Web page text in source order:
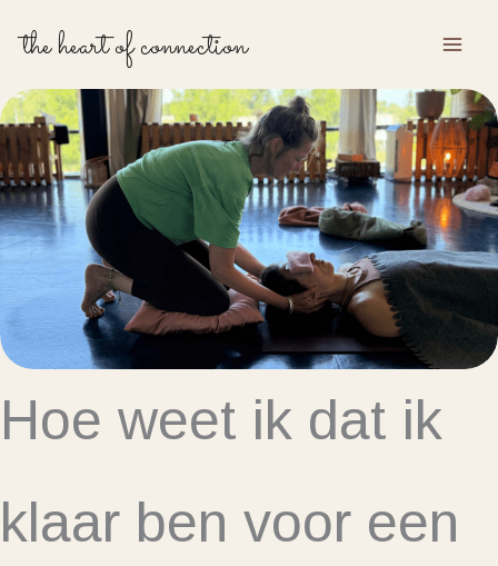
naar
inhoud
the heart of connection
Hoe weet ik dat ik
klaar ben voor een